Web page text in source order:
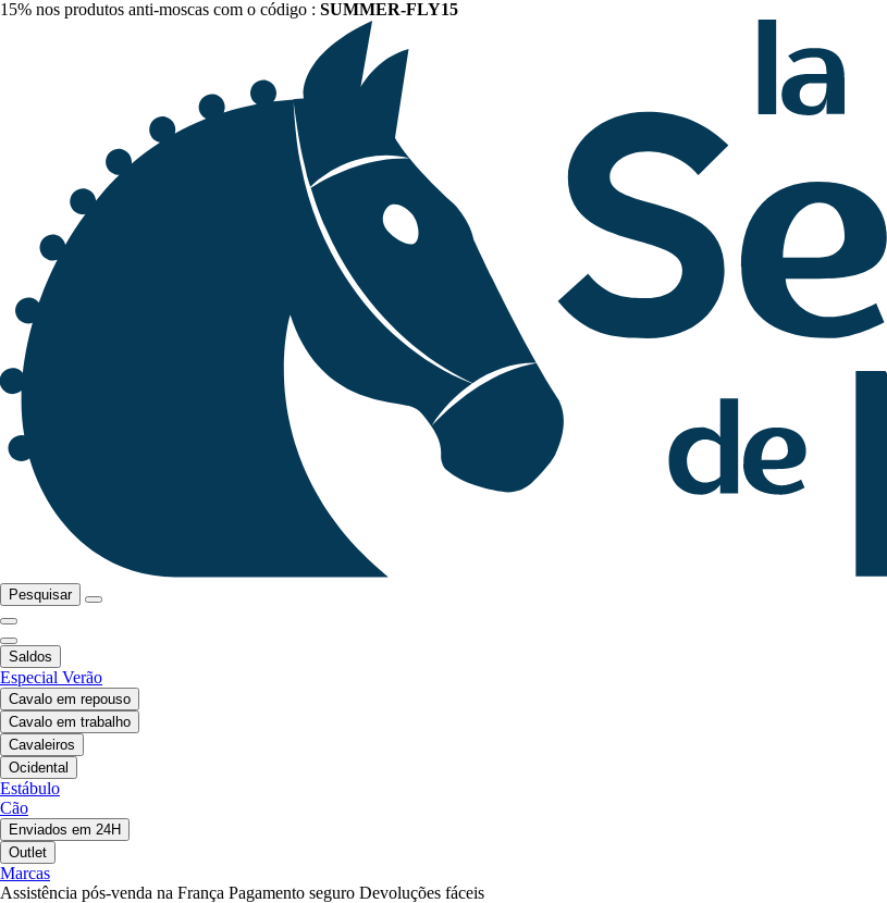
15% nos produtos anti-moscas com o código : SUMMER-FLY15
Pesquisar
Saldos
Especial Verão
Cavalo em repouso
Cavalo em trabalho
Cavaleiros
Ocidental
Estábulo
Cão
Enviados em 24H
Outlet
Marcas
Assistência pós-venda na França Pagamento seguro Devoluções fáceis